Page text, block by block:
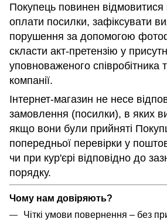
Покупець повинен відмовитися
оплати посилки, зафіксувати
порушення за допомогою
скласти акт-претензію у
уповноваженого співробітника
компанії.
Інтернет-магазин не несе
замовлення (посилки), в яких
якщо вони були прийняті
попередньої перевірки у
чи при кур'єрі відповідно до
порядку.
Чому нам довіряють?
Чіткі умови повернення – без